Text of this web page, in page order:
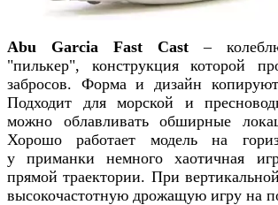
Abu Garcia Fast Cast –
"пилькер", конструкция которой
забросов. Форма и дизайн
Подходит для морской и
можно облавливать обширные
Хорошо работает модель на
у приманки немного хаотичная
прямой траектории. При
высокочастотную дрожащую игру на